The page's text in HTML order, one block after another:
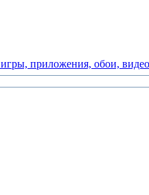
игры, приложения, обои, видео